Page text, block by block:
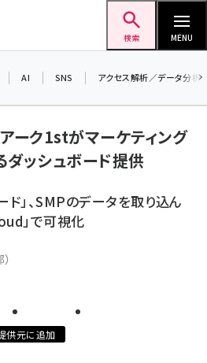
検索 MENU
AI SNS アクセス解析／データ分析
ーク1stがマーケティング
ッシュボード提供
ド」、SMPのデータを取り込ん
」で可視化
供元に追加
る